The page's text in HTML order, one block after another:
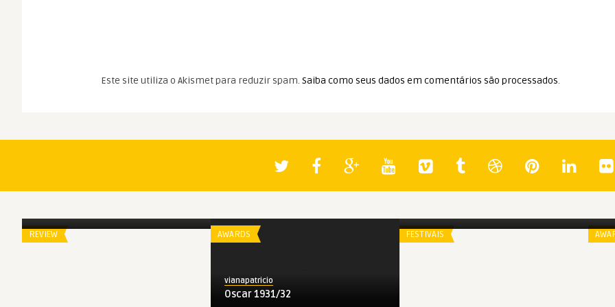
Este site utiliza o Akismet para reduzir spam. Saiba como seus dados em comentários são processados.
REVIEW AWARDS
vianapatricio
Oscar 1931/32
FESTIVAIS